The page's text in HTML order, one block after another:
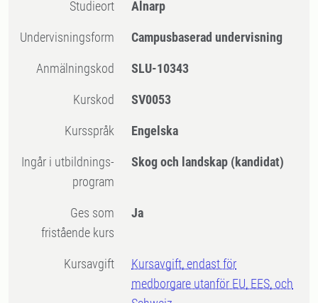
Studieort Alnarp
Undervisningsform Campusbaserad undervisning
Anmälningskod SLU-10343
Kurskod SV0053
Kursspråk Engelska
Ingår i utbildnings-
program
Skog och landskap (kandidat)
Ges som
fristående kurs
Ja
Kursavgift
Kursavgift, endast för
medborgare utanför EU, EES, och